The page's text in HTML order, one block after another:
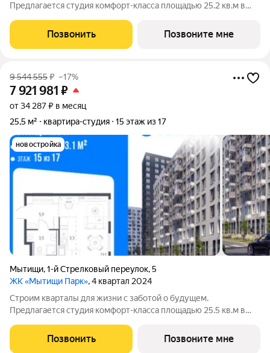
Предлагается студия комфорт-класса площадью 25.2 кв.м в
"Мытищи Парк".Квартиру в комплексе на выбор: может быть
как с отделкой, так и без. В
Позвонить Позвоните мне
9 544 555₽ –17%
7 921 981 ₽
от 34 287 ₽ в месяц
25,5 м²
квартира-студия 15 этаж из 17
новостройка
Мытищи,1-й Стрелковый переулок,5
ЖК «Мытищи Парк», 4 квартал 2024
Строим кварталы для жизни с заботой о будущем.
Предлагается студия комфорт-класса площадью 25.5 кв.м в
"Мытищи Парк".Квартиру в комплексе на выбор: может быть
как с отделкой, так и без. В
Позвонить Позвоните мне